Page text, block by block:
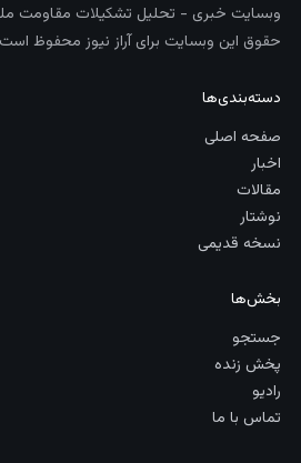
وبسایت خبری - تحلیل تشکیلات مقاومت ملی
حقوق این وبسایت برای آراز نیوز محفوظ
دسته‌بندی‌ها
صفحه اصلی
اخبار
مقالات
نوشتار
نسخه قدیمی
بخش‌ها
جستجو
پخش زنده
رادیو
تماس با ما